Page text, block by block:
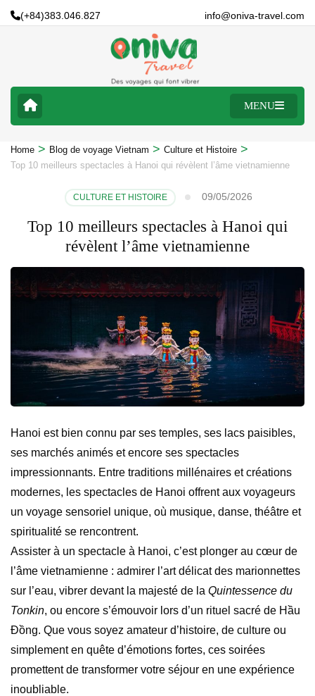
(+84)383.046.827 info@oniva-travel.com
MENU
Home > Blog de voyage Vietnam > Culture et Histoire >
Top 10 meilleurs spectacles à Hanoi qui révèlent l’âme vietnamienne
CULTURE ET HISTOIRE 09/05/2026
Top 10 meilleurs spectacles à Hanoi qui
révèlent l’âme vietnamienne
Hanoi est bien connu par ses temples, ses lacs paisibles,
ses marchés animés et encore ses spectacles
impressionnants. Entre traditions millénaires et créations
modernes, les spectacles de Hanoi offrent aux voyageurs
un voyage sensoriel unique, où musique, danse, théâtre et
spiritualité se rencontrent.
Assister à un spectacle à Hanoi, c’est plonger au cœur de
l’âme vietnamienne : admirer l’art délicat des marionnettes
sur l’eau, vibrer devant la majesté de la Quintessence du
Tonkin, ou encore s’émouvoir lors d’un rituel sacré de Hầu
Đồng. Que vous soyez amateur d’histoire, de culture ou
simplement en quête d’émotions fortes, ces soirées
promettent de transformer votre séjour en une expérience
inoubliable.